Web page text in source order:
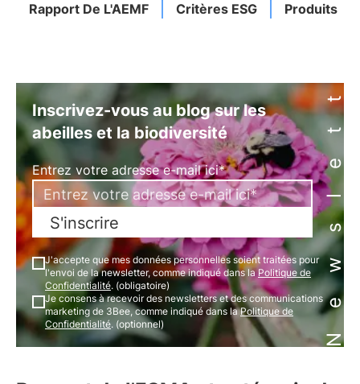
Rapport De L'AEMF Critères ESG ProduitsNewsletter
Inscrivez-vous au blog sur les
abeilles et la biodiversité
Entrez votre adresse e-mail ici*
S'inscrire
J'accepte que mes données personnelles soient traitées pour
l'envoi de la newsletter, comme indiqué dans laPolitique de
Confidentialité. (obligatoire)
Je consens à recevoir des newsletters et des communications
marketing de 3Bee, comme indiqué dans laPolitique de
Confidentialité. (optionnel)